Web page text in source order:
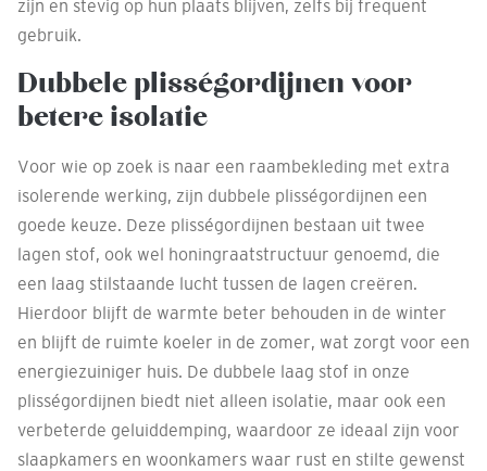
zijn en stevig op hun plaats blijven, zelfs bij frequent
gebruik.
Dubbele plisségordijnen voor
betere isolatie
Voor wie op zoek is naar een raambekleding met extra
isolerende werking, zijn dubbele plisségordijnen een
goede keuze. Deze plisségordijnen bestaan uit twee
lagen stof, ook wel honingraatstructuur genoemd, die
een laag stilstaande lucht tussen de lagen creëren.
Hierdoor blijft de warmte beter behouden in de winter
en blijft de ruimte koeler in de zomer, wat zorgt voor een
energiezuiniger huis. De dubbele laag stof in onze
plisségordijnen biedt niet alleen isolatie, maar ook een
verbeterde geluiddemping, waardoor ze ideaal zijn voor
slaapkamers en woonkamers waar rust en stilte gewenst